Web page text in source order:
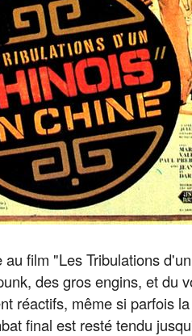
film "Les Tribulations
des gros engins, et du
réactifs, même si parfois
final est resté tendu